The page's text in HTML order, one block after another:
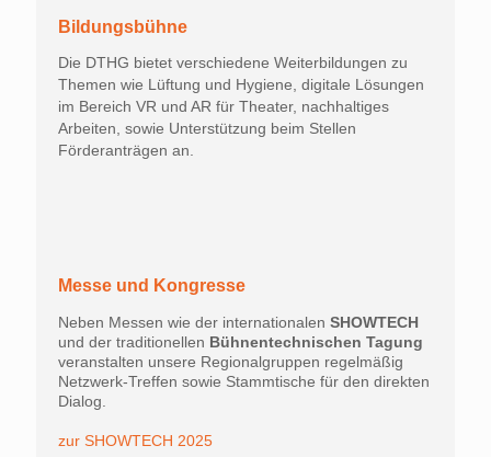
Bildungsbühne
Die DTHG bietet verschiedene Weiterbildungen zu
Themen wie Lüftung und Hygiene, digitale Lösungen
im Bereich VR und AR für Theater, nachhaltiges
Arbeiten, sowie Unterstützung beim Stellen
Förderanträgen an.
Messe und Kongresse
Neben Messen wie der internationalen SHOWTECH
und der traditionellen Bühnentechnischen Tagung
veranstalten unsere Regionalgruppen regelmäßig
Netzwerk-Treffen sowie Stammtische für den direkten
Dialog.
zur SHOWTECH 2025